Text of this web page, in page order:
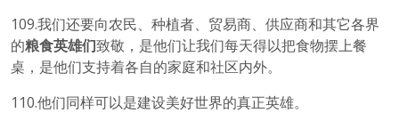
109.我们还要向农民、种植者、贸易商、供应商和其它各界
的粮食英雄们致敬，是他们让我们每天得以把食物摆上餐
桌，是他们支持着各自的家庭和社区内外。
110.他们同样可以是建设美好世界的真正英雄。